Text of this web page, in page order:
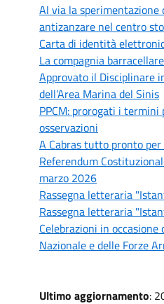
Al via la sperimentazione
antizanzare nel centro
Carta di identità
La compagnia
Approvato il Disciplinare
dell’Area Marina del Sinis
PPCM: prorogati i
osservazioni
A Cabras tutto pronto
Referendum
marzo 2026
Rassegna letteraria
Rassegna letteraria
Celebrazioni in
Nazionale e delle Forze
Ultimo aggiornamento: